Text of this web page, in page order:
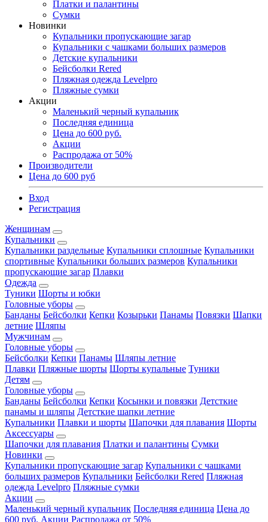
Платки и палантины
Сумки
Новинки
Купальники пропускающие загар
Купальники с чашками больших размеров
Детские купальники
Бейсболки Rered
Пляжная одежда Levelpro
Пляжные сумки
Акции
Маленький черный купальник
Последняя единица
Цена до 600 руб.
Акции
Распродажа от 50%
Производители
Цена до 600 руб
Вход
Регистрация
Женщинам
Купальники
Купальники раздельные Купальники сплошные Купальники
спортивные Купальники больших размеров Купальники
пропускающие загар Плавки
Одежда
Туники Шорты и юбки
Головные уборы
Банданы Бейсболки Кепки Козырьки Панамы Повязки Шапки
летние Шляпы
Мужчинам
Головные уборы
Бейсболки Кепки Панамы Шляпы летние
Плавки Пляжные шорты Шорты купальные Туники
Детям
Головные уборы
Банданы Бейсболки Кепки Косынки и повязки Детсткие
панамы и шляпы Детсткие шапки летние
Купальники Плавки и шорты Шапочки для плавания Шорты
Аксессуары
Шапочки для плавания Платки и палантины Сумки
Новинки
Купальники пропускающие загар Купальники с чашками
больших размеров Купальники Бейсболки Rered Пляжная
одежда Levelpro Пляжные сумки
Акции
Маленький черный купальник Последняя единица Цена до
600 руб. Акции Распродажа от 50%